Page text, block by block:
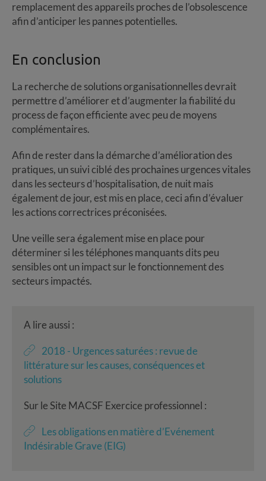
remplacement des appareils proches de l’obsolescence
afin d’anticiper les pannes potentielles.
En conclusion
La recherche de solutions organisationnelles devrait
permettre d’améliorer et d’augmenter la fiabilité du
process de façon efficiente avec peu de moyens
complémentaires.
Afin de rester dans la démarche d’amélioration des
pratiques, un suivi ciblé des prochaines urgences vitales
dans les secteurs d’hospitalisation, de nuit mais
également de jour, est mis en place, ceci afin d’évaluer
les actions correctrices préconisées.
Une veille sera également mise en place pour
déterminer si les téléphones manquants dits peu
sensibles ont un impact sur le fonctionnement des
secteurs impactés.
A lire aussi :
2018 - Urgences saturées : revue de
littérature sur les causes, conséquences et
solutions
Sur le Site MACSF Exercice professionnel :
Les obligations en matière d’Evénement
Indésirable Grave (EIG)